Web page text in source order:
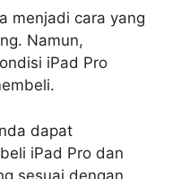
menjadi cara yang
Namun,
iPad Pro
dapat
iPad Pro dan
sesuai dengan